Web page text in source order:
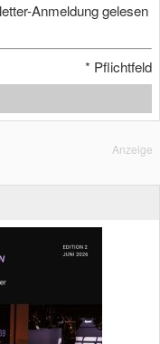
Anmeldung gelesen
* Pflichtfeld
Anzeige